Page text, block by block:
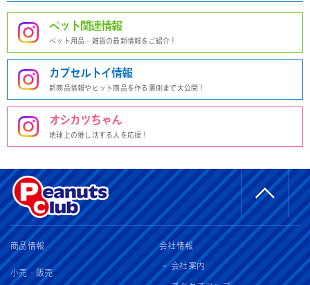
ペット関連情報
ペット用品・雑貨の最新情報をご紹介！
カプセルトイ情報
新商品情報やヒット商品を作る裏側まで大公開！
オシカツちゃん
地球上の推し活する人を応援！
商品情報
小売・販売
会社情報
会社案内